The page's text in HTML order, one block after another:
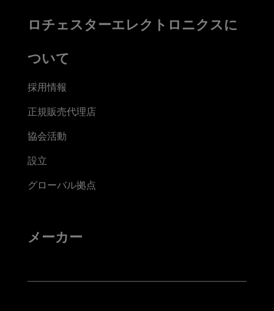
ロチェスターエレクトロニクスに
ついて
採用情報
正規販売代理店
協会活動
設立
グローバル拠点
メーカー